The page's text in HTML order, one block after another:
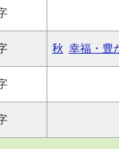
秋 幸福・豊